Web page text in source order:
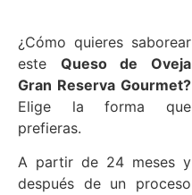
¿Cómo quieres saborear
este Queso de Oveja
Gran Reserva Gourmet?
Elige la forma que
prefieras.
A partir de 24 meses y
después de un proceso